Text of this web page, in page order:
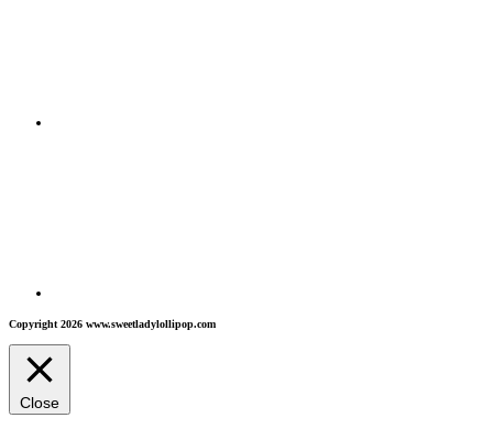
Copyright 2026 www.sweetladylollipop.com
Close